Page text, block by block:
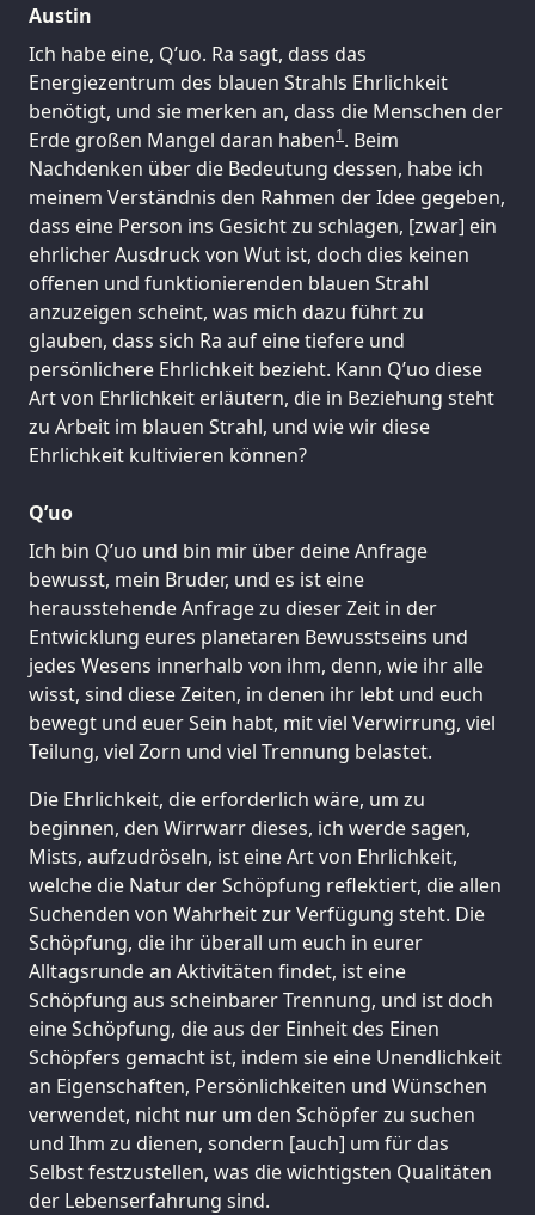
Austin
Ich habe eine, Q’uo. Ra sagt, dass das
Energiezentrum des blauen Strahls Ehrlichkeit
benötigt, und sie merken an, dass die Menschen der
Erde großen Mangel daran haben1. Beim
Nachdenken über die Bedeutung dessen, habe ich
meinem Verständnis den Rahmen der Idee gegeben,
dass eine Person ins Gesicht zu schlagen, [zwar] ein
ehrlicher Ausdruck von Wut ist, doch dies keinen
offenen und funktionierenden blauen Strahl
anzuzeigen scheint, was mich dazu führt zu
glauben, dass sich Ra auf eine tiefere und
persönlichere Ehrlichkeit bezieht. Kann Q’uo diese
Art von Ehrlichkeit erläutern, die in Beziehung steht
zu Arbeit im blauen Strahl, und wie wir diese
Ehrlichkeit kultivieren können?
Q’uo
Ich bin Q’uo und bin mir über deine Anfrage
bewusst, mein Bruder, und es ist eine
herausstehende Anfrage zu dieser Zeit in der
Entwicklung eures planetaren Bewusstseins und
jedes Wesens innerhalb von ihm, denn, wie ihr alle
wisst, sind diese Zeiten, in denen ihr lebt und euch
bewegt und euer Sein habt, mit viel Verwirrung, viel
Teilung, viel Zorn und viel Trennung belastet.
Die Ehrlichkeit, die erforderlich wäre, um zu
beginnen, den Wirrwarr dieses, ich werde sagen,
Mists, aufzudröseln, ist eine Art von Ehrlichkeit,
welche die Natur der Schöpfung reflektiert, die allen
Suchenden von Wahrheit zur Verfügung steht. Die
Schöpfung, die ihr überall um euch in eurer
Alltagsrunde an Aktivitäten findet, ist eine
Schöpfung aus scheinbarer Trennung, und ist doch
eine Schöpfung, die aus der Einheit des Einen
Schöpfers gemacht ist, indem sie eine Unendlichkeit
an Eigenschaften, Persönlichkeiten und Wünschen
verwendet, nicht nur um den Schöpfer zu suchen
und Ihm zu dienen, sondern [auch] um für das
Selbst festzustellen, was die wichtigsten Qualitäten
der Lebenserfahrung sind.